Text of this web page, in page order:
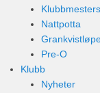
Nattpotta
Pre-O
Klubb
Nyheter